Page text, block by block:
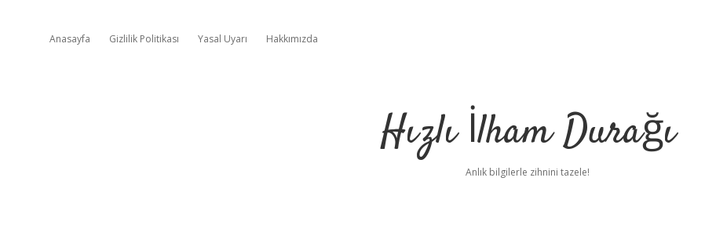
Anasayfa Gizlilik Politikası Yasal Uyarı Hakkımızda
Hızlı İlham Durağı
Anlık bilgilerle zihnini tazele!